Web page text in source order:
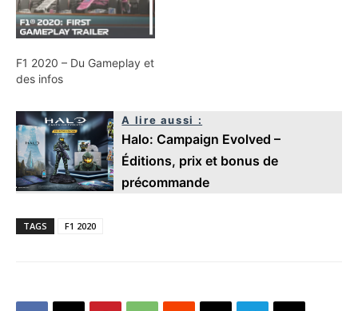
F1 2020 – Du Gameplay et
des infos
A lire aussi :
Halo: Campaign Evolved –
Éditions, prix et bonus de
précommande
TAGS F1 2020